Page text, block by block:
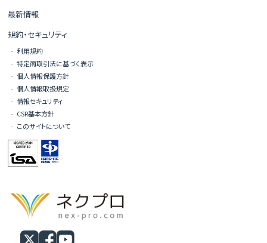
最新情報
規約・セキュリティ
利用規約
特定商取引法に基づく表示
個人情報保護方針
個人情報取扱規定
情報セキュリティ
CSR基本方針
このサイトについて